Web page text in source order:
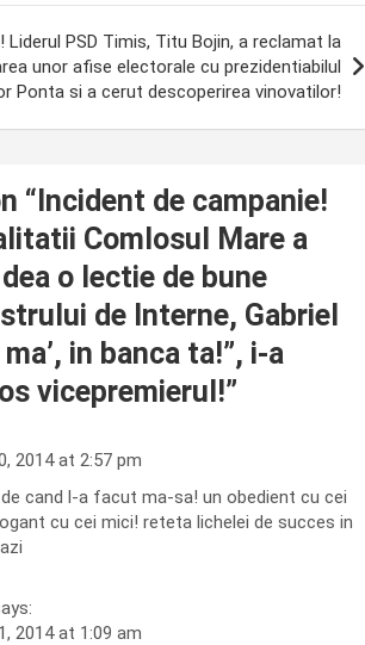
Liderul PSD Timis, Titu Bojin, a reclamat la
unor afise electorale cu prezidentiabilul
Ponta si a cerut descoperirea vinovatilor!
“ Incident de campanie!
Comlosul Mare a
o lectie de bune
de Interne, Gabriel
in banca ta!”, i-a
vicepremierul!”
2014 at 2:57 pm
cand l-a facut ma-sa! un obedient cu cei
cu cei mici! reteta lichelei de succes in
2014 at 1:09 am